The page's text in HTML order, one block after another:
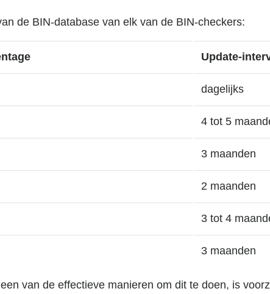
de BIN-database van elk van de BIN-checkers:
Update-
dagelijks
4 tot 5
3 maanden
2 maanden
3 tot 4
3 maanden
van de effectieve manieren om dit te doen, is